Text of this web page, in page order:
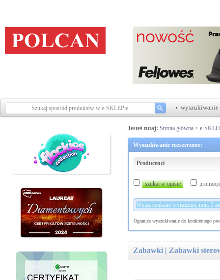
wyszukiwanie
Jesteś tutaj: Strona główna > e-
Wyszukiwanie rozszerzone:
Producenci
szukaj w opisie
Ogranicz wyszukiwanie do konkretnego
Zabawki | Zabawki